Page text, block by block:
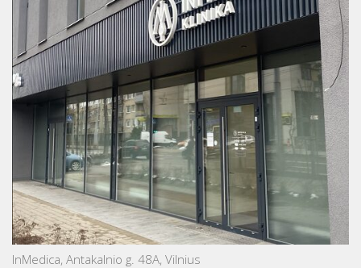
InMedica, Antakalnio g. 48A, Vilnius